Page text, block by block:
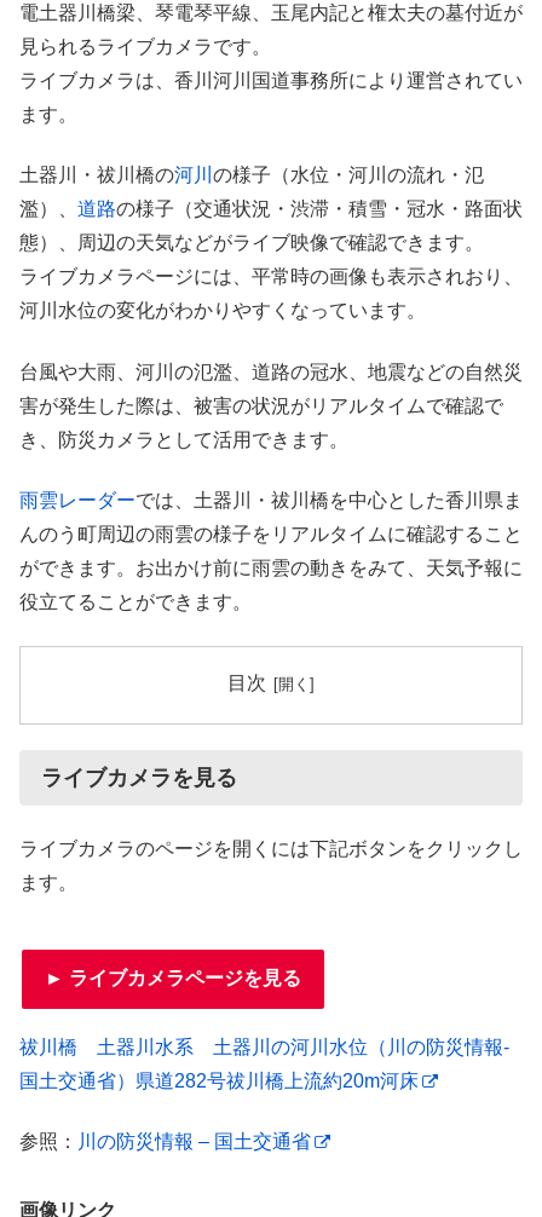
電土器川橋梁、琴電琴平線、玉尾内記と権太夫の墓付近が
見られるライブカメラです。
ライブカメラは、香川河川国道事務所により運営されてい
ます。
土器川・祓川橋の河川 の様子（水位・河川の流れ・氾
濫）、 道路の様子（交通状況・渋滞・積雪・冠水・路面状
態）、周辺の天気などがライブ映像で確認できます。
ライブカメラページには、平常時の画像も表示されおり、
河川水位の変化がわかりやすくなっています。
台風や大雨、河川の氾濫、道路の冠水、地震などの自然災
害が発生した際は、被害の状況がリアルタイムで確認で
き、防災カメラとして活用できます。
雨雲レーダーでは、土器川・祓川橋を中心とした香川県ま
んのう町周辺の雨雲の様子をリアルタイムに確認すること
ができます。お出かけ前に雨雲の動きをみて、天気予報に
役立てることができます。
目次
ライブカメラを見る
ライブカメラのページを開くには下記ボタンをクリックし
ます。
► ライブカメラページを見る
祓川橋 土器川水系 土器川の河川水位（川の防災情報-
国土交通省）県道282号祓川橋上流約20m河床
参照： 川の防災情報 – 国土交通省
画像リンク